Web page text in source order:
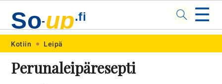
Skip
primary
Skip
main
Skip
primary
Skip
footer
So-up.fi ☰
Kotiin Leipä
Perunaleipäresepti